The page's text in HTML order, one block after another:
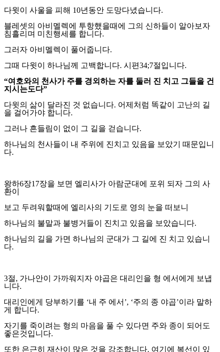
다윗이 사울을 피해 10년동안 도망다녔습니다.
블레셋의 아비멜렉에 투항했을때에 그의 신하들이 알아보자
침흘리며 미친행세를 합니다.
그러자 아비멜렉이 풀어줍니다.
그때 다윗이 하나님께 고백합니다. 시편34;7절입니다.
“여호와의 천사가 주를 경외하는 자를 둘러 진 치고 그들을 건
지시는도다”
다윗의 삶이 달라진 것 없습니다. 어제처럼 똑같이 고난의 길
을 걸어가야 합니다.
그러나 흔들림이 없이 그 길을 걷습니다.
하나님의 천사들이 내 주위에 진치고 있음을 보았기 때문입니
다.
왕하6장17장을 보면 엘리사가 아람군대에 포위 되자 그의 사
환이
보고 두려워할때에 엘리사의 기도로 영의 눈을 떠보니
하나님의 불말과 불병거들이 진치고 있음을 보았습니다.
하나님의 길을 가면 하나님의 군대가 그 길에 진 치고 있습니
다.
3절, 가나안이 가까워지자 야곱은 대리인을 형 에서에게 보냅
니다.
대리인에게 당부하기를 ‘내 주 에서 ’, ‘주의 종 야곱’이라 말하
게 합니다.
자기를 죽이려는 형의 마음을 풀 수 있다면 주와 종이 되어도
좋은것입니다.
또한 은근히 재산이 많은 것을 강조합니다. 여기에 복선이 있